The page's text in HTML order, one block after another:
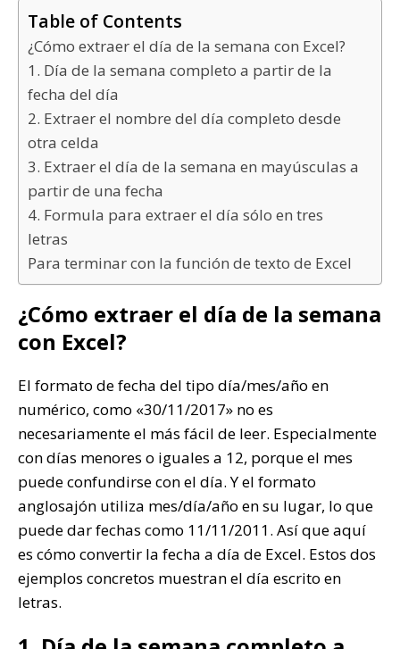
Table of Contents
¿Cómo extraer el día de la semana con Excel?
1. Día de la semana completo a partir de la
fecha del día
2. Extraer el nombre del día completo desde
otra celda
3. Extraer el día de la semana en mayúsculas a
partir de una fecha
4. Formula para extraer el día sólo en tres
letras
Para terminar con la función de texto de Excel
¿Cómo extraer el día de la semana
con Excel?
El formato de fecha del tipo día/mes/año en
numérico, como «30/11/2017» no es
necesariamente el más fácil de leer. Especialmente
con días menores o iguales a 12, porque el mes
puede confundirse con el día. Y el formato
anglosajón utiliza mes/día/año en su lugar, lo que
puede dar fechas como 11/11/2011. Así que aquí
es cómo convertir la fecha a día de Excel. Estos dos
ejemplos concretos muestran el día escrito en
letras.